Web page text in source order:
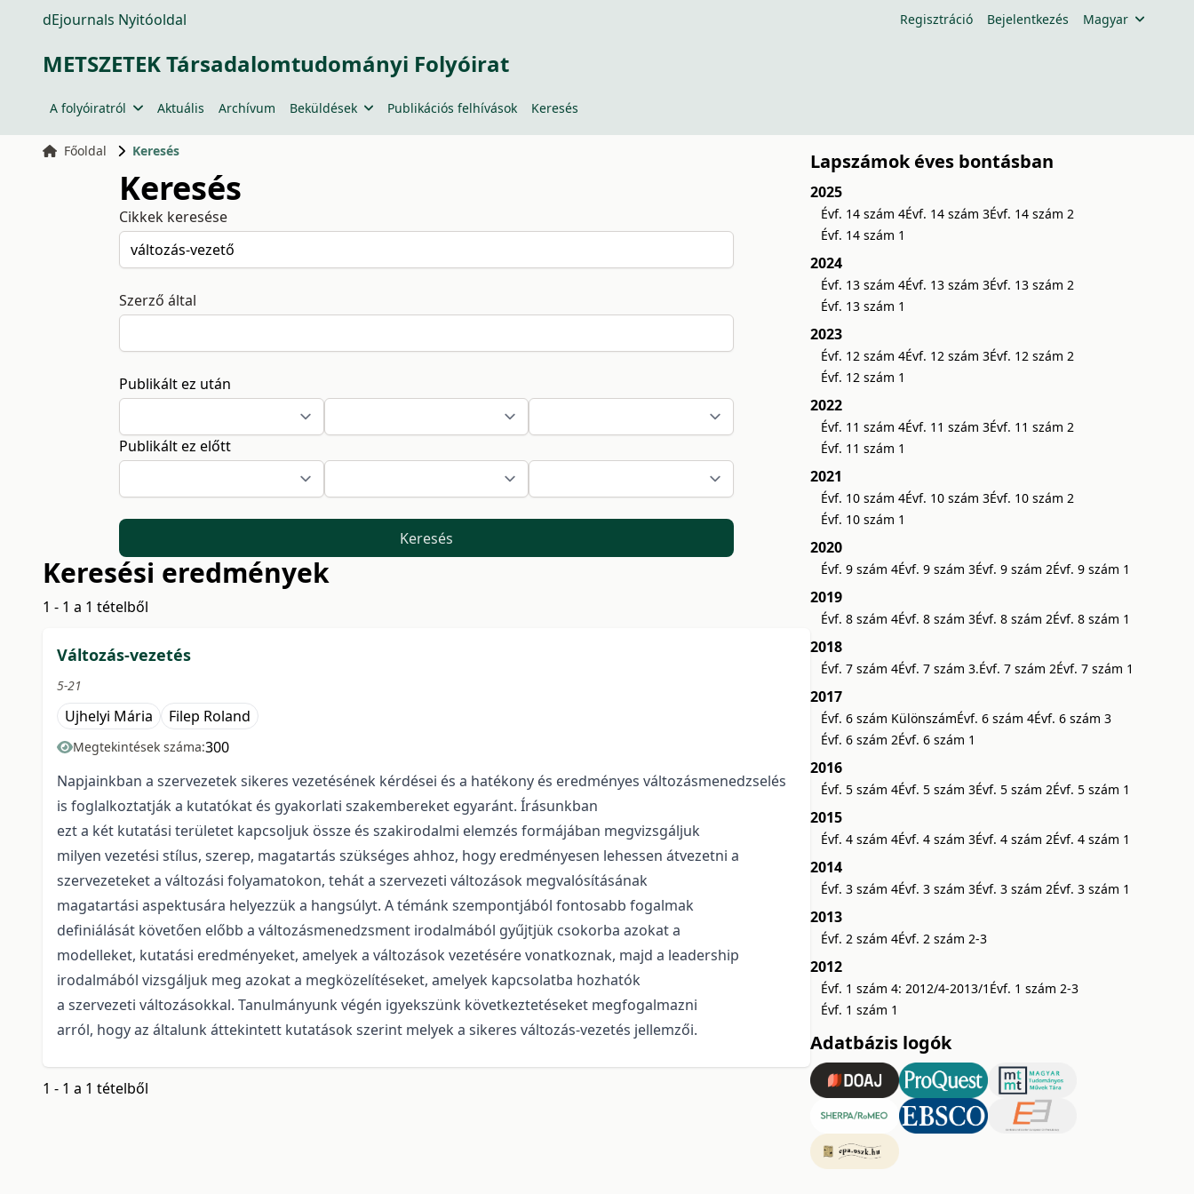
dEjournals Nyitóoldal Regisztráció Bejelentkezés Magyar
METSZETEK Társadalomtudományi Folyóirat
A folyóiratról Aktuális Archívum Beküldések Publikációs felhívások Keresés
Főoldal Keresés
Keresés
Cikkek keresése
Szerző által
Publikált ez után
Publikált ez előtt
Keresés
Keresési eredmények
1 - 1 a 1 tételből
Változás-vezetés
5-21
Ujhelyi Mária Filep Roland
Megtekintések száma:300
Napjainkban a szervezetek sikeres vezetésének kérdései és a hatékony és eredményes változásmenedzselés
is foglalkoztatják a kutatókat és gyakorlati szakembereket egyaránt. Írásunkban
ezt a két kutatási területet kapcsoljuk össze és szakirodalmi elemzés formájában megvizsgáljuk
milyen vezetési stílus, szerep, magatartás szükséges ahhoz, hogy eredményesen lehessen átvezetni a
szervezeteket a változási folyamatokon, tehát a szervezeti változások megvalósításának
magatartási aspektusára helyezzük a hangsúlyt. A témánk szempontjából fontosabb fogalmak
definiálását követően előbb a változásmenedzsment irodalmából gyűjtjük csokorba azokat a
modelleket, kutatási eredményeket, amelyek a változások vezetésére vonatkoznak, majd a leadership
irodalmából vizsgáljuk meg azokat a megközelítéseket, amelyek kapcsolatba hozhatók
a szervezeti változásokkal. Tanulmányunk végén igyekszünk következtetéseket megfogalmazni
arról, hogy az általunk áttekintett kutatások szerint melyek a sikeres változás-vezetés jellemzői.
1 - 1 a 1 tételből
Lapszámok éves bontásban
2025
Évf. 14 szám 4Évf. 14 szám 3Évf. 14 szám 2
Évf. 14 szám 1
2024
Évf. 13 szám 4Évf. 13 szám 3Évf. 13 szám 2
Évf. 13 szám 1
2023
Évf. 12 szám 4Évf. 12 szám 3Évf. 12 szám 2
Évf. 12 szám 1
2022
Évf. 11 szám 4Évf. 11 szám 3Évf. 11 szám 2
Évf. 11 szám 1
2021
Évf. 10 szám 4Évf. 10 szám 3Évf. 10 szám 2
Évf. 10 szám 1
2020
Évf. 9 szám 4Évf. 9 szám 3Évf. 9 szám 2Évf. 9 szám 1
2019
Évf. 8 szám 4Évf. 8 szám 3Évf. 8 szám 2Évf. 8 szám 1
2018
Évf. 7 szám 4Évf. 7 szám 3.Évf. 7 szám 2Évf. 7 szám 1
2017
Évf. 6 szám KülönszámÉvf. 6 szám 4Évf. 6 szám 3
Évf. 6 szám 2Évf. 6 szám 1
2016
Évf. 5 szám 4Évf. 5 szám 3Évf. 5 szám 2Évf. 5 szám 1
2015
Évf. 4 szám 4Évf. 4 szám 3Évf. 4 szám 2Évf. 4 szám 1
2014
Évf. 3 szám 4Évf. 3 szám 3Évf. 3 szám 2Évf. 3 szám 1
2013
Évf. 2 szám 4Évf. 2 szám 2-3
2012
Évf. 1 szám 4: 2012/4-2013/1 Évf. 1 szám 2-3
Évf. 1 szám 1
Adatbázis logók